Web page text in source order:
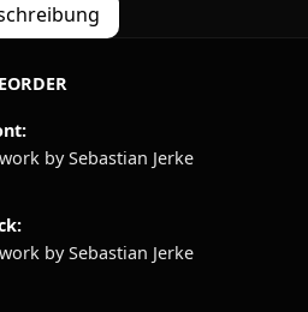
by Sebastian Jerke
by Sebastian Jerke